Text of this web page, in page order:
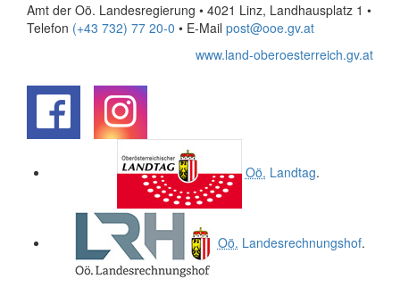
Amt der Oö. Landesregierung • 4021 Linz, Landhausplatz 1 •
Telefon (+43 732) 77 20-0 • E-Mail post@ooe.gv.at
www.land-oberoesterreich.gv.at
Oö. Landtag.
Oö. Landesrechnungshof.